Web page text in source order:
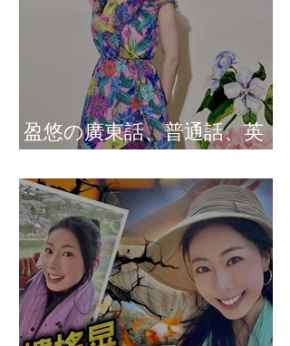
盈悠の廣東話、普通話、英